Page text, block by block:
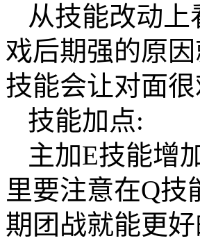
从技能改动
戏后期强的原
技能会让对面
技能加点:
主加E技能增
里要注意在Q
期团战就能更